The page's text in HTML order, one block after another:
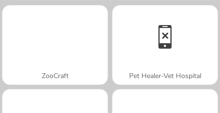
ZooCraft Pet Healer-Vet Hospital